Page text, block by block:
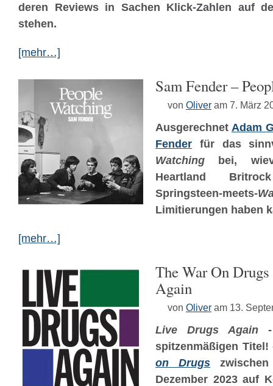
deren Reviews in Sachen Klick-Zahlen auf
stehen.
[mehr…]
Sam Fender –
von Oliver am 7. März
Ausgerechnet Adam
Fender für das
Watching bei,
Heartland
Springsteen-meets-
Limitierungen haben
[mehr…]
The War On
Again
von Oliver am 13.
Live Drugs Again-
spitzenmäßigen
on Drugs
Dezember 2023 auf